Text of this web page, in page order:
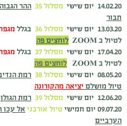
14.02.20 יום שישי
מסלול 35
ההר
תבור
13.03.20 יום שישי
מסלול 36 בגלל
לטיול ב ZOOM
לוחצים פה
17.04.20 יום שישי
מסלול 37 בגלל
לטיול ב ZOOM
לוחצים פה
08.05.20 יום שישי
מסלול 38
רמת
טיול מושלם יציאה מהקורונה
12.06.20 יום שישי
מסלול 39
רמת
09.07.20 יום חמישי
טיול אורבני אל עכו
הערביים